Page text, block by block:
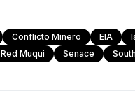
Conflicto Minero EIA
Red Muqui Senace